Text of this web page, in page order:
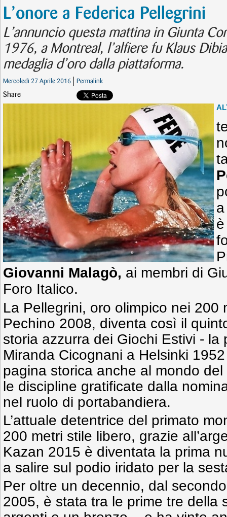
L’onore a Federica Pellegrini
L’annuncio questa mattina in Giunta
1976, a Montreal, l’alfiere fu Klaus
medaglia d’oro dalla piattaforma.
Mercoledì 27 Aprile 2016 Permalink
Share
Giovanni Malagò, ai membri di
Foro Italico.
La Pellegrini, oro olimpico nei 200
Pechino 2008, diventa così il
storia azzurra dei Giochi Estivi - la
Miranda Cicognani a Helsinki
pagina storica anche al mondo
le discipline gratificate dalla
nel ruolo di portabandiera.
L’attuale detentrice del primato
200 metri stile libero, grazie
Kazan 2015 è diventata la prima
a salire sul podio iridato per la
Per oltre un decennio, dal
2005, è stata tra le prime tre della